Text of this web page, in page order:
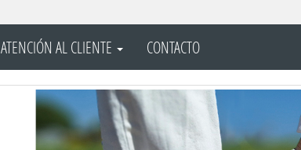
ATENCIÓN AL CLIENTE CONTACTO